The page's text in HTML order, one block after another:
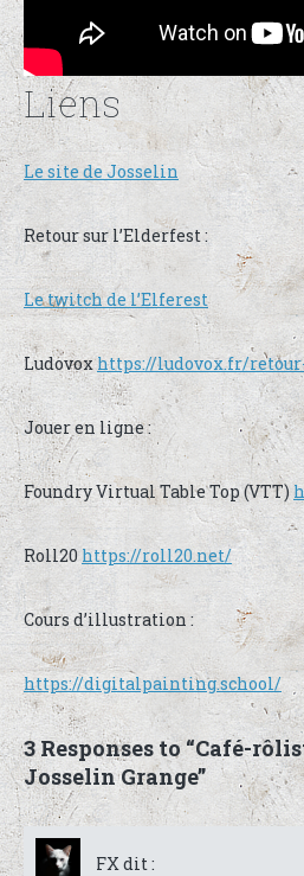
Liens
Le site de Josselin
Retour sur l’Elderfest :
Le twitch de l’Elferest
Ludovoxhttps://ludovox.fr/
Jouer en ligne :
Foundry Virtual Table Top (VTT)
Roll20 https://roll20.net/
Cours d’illustration :
https://digitalpainting.school/
3 Responses to “Café-
Josselin Grange”
FXdit :